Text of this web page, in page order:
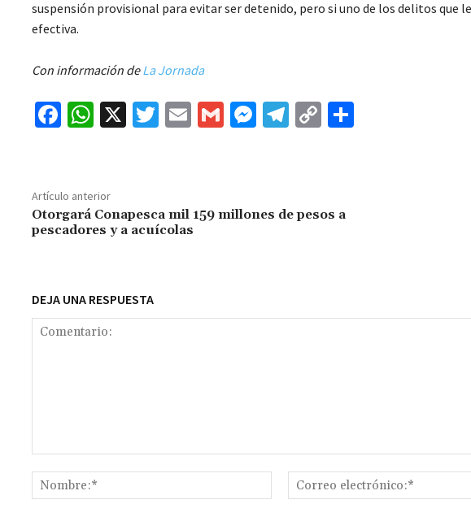
suspensión provisional para evitar ser detenido, pero si uno de los delitos que
efectiva.
Con información deLa Jornada
Fa
o
o
k
W
sA
p
p
X
T
E
G
M
ge
Te
m
C
Li
Artículo anterior
Otorgará Conapesca mil 159 millones de pesos a
pescadores y a acuícolas
DEJA UNA RESPUESTA
Nombre:*